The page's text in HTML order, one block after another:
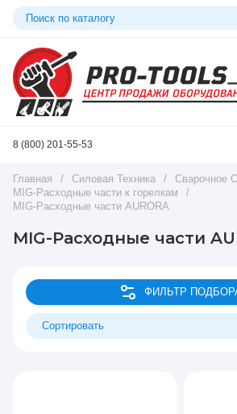
8 (800) 201-55-53
Главная / Силовая Техника / Сварочное
MIG-Расходные части к горелкам
/
MIG-Расходные части AURORA
MIG-Расходные части
ФИЛЬТР
Сортировать